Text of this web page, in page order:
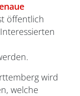
öffentlich
wird
welche